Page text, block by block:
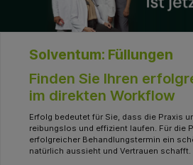
Solventum: Füllungen
Finden Sie Ihren
im direkten Workflow
Erfolg bedeutet für Sie, dass die Praxis
reibungslos und effizient laufen. Für die
erfolgreicher Behandlungstermin ein
natürlich aussieht und Vertrauen schafft.